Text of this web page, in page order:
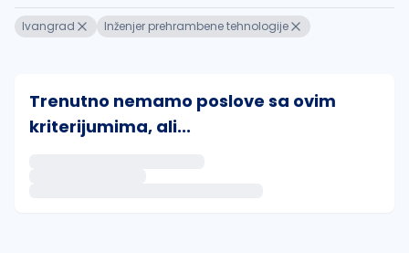
Ivangrad Inženjer prehrambene tehnologije
Trenutno nemamo poslove sa ovim
kriterijumima, ali...